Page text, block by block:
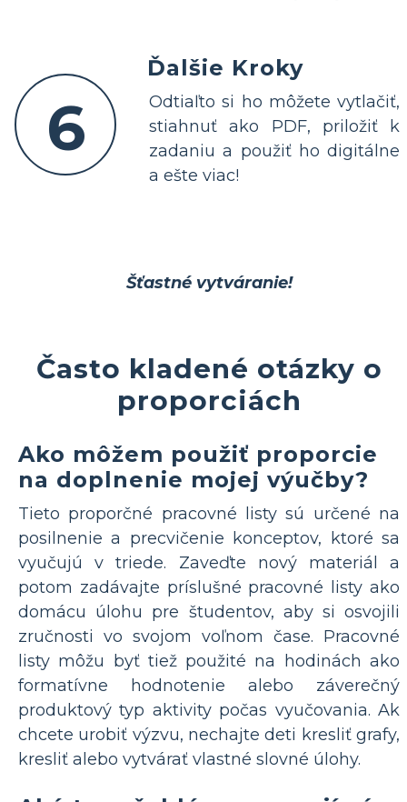
6
Ďalšie Kroky
Odtiaľto si ho môžete vytlačiť,
stiahnuť ako PDF, priložiť k
zadaniu a použiť ho digitálne
a ešte viac!
Šťastné vytváranie!
Často kladené otázky o
proporciách
Ako môžem použiť proporcie
na doplnenie mojej výučby?
Tieto proporčné pracovné listy sú určené na
posilnenie a precvičenie konceptov, ktoré sa
vyučujú v triede. Zaveďte nový materiál a
potom zadávajte príslušné pracovné listy ako
domácu úlohu pre študentov, aby si osvojili
zručnosti vo svojom voľnom čase. Pracovné
listy môžu byť tiež použité na hodinách ako
formatívne hodnotenie alebo záverečný
produktový typ aktivity počas vyučovania. Ak
chcete urobiť výzvu, nechajte deti kresliť grafy,
kresliť alebo vytvárať vlastné slovné úlohy.